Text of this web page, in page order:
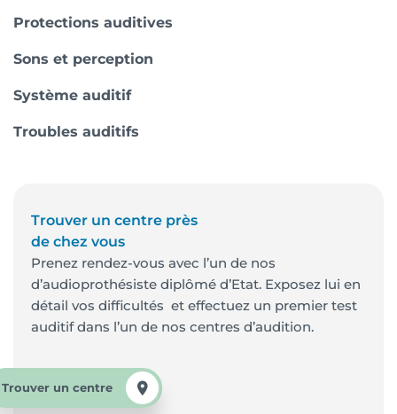
Protections auditives
Sons et perception
Système auditif
Troubles auditifs
Trouver un centre près
de chez vous
Prenez rendez-vous avec l’un de nos
d’audioprothésiste diplômé d’Etat. Exposez lui en
détail vos difficultés et effectuez un premier test
auditif dans l’un de nos centres d’audition.
Trouver un centre